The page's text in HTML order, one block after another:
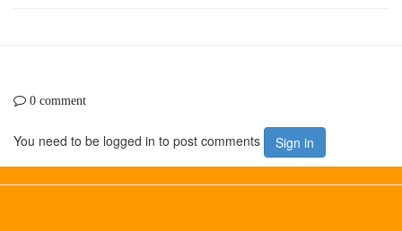
0 comment
You need to be logged in to post comments Sign in